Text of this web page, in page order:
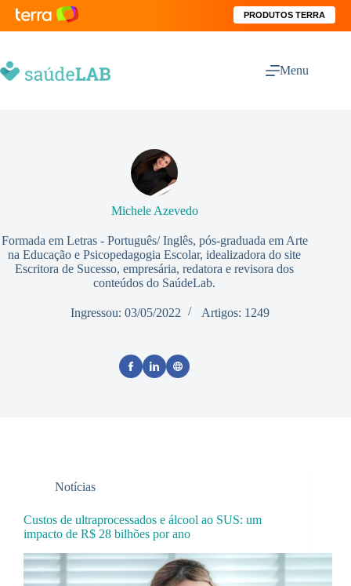
PRODUTOS TERRA
Menu
Michele Azevedo
Formada em Letras - Português/ Inglês, pós-graduada em Arte
na Educação e Psicopedagogia Escolar, idealizadora do site
Escritora de Sucesso, empresária, redatora e revisora dos
conteúdos do SaúdeLab.
Ingressou: 03/05/2022 Artigos: 1249
Notícias
Custos de ultraprocessados e álcool ao SUS: um
impacto de R$ 28 bilhões por ano